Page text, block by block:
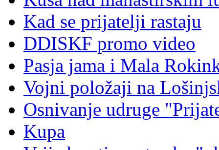
Kad se prijatelji rastaju
DDISKF promo video
Pasja jama i Mala
Vojni položaji na
Osnivanje udruge
Kupa